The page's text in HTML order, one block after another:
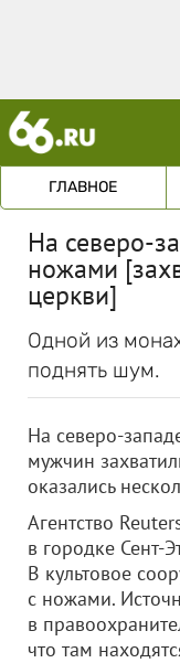
ГЛАВНОЕ
На северо-
ножами
церкви]
Одной из
поднять шум.
На северо-
мужчин
оказались
Агентство
в городке Сент-
В культовое
с ножами.
в
что там